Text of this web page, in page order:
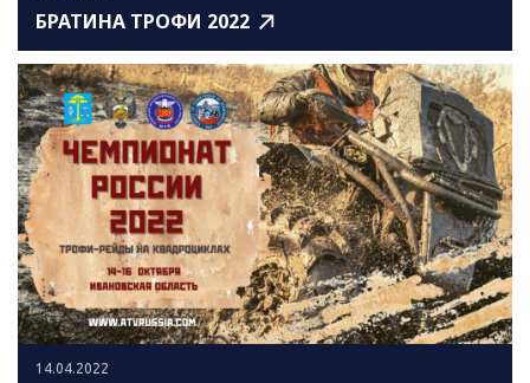
БРАТИНА ТРОФИ 2022
14.04.2022